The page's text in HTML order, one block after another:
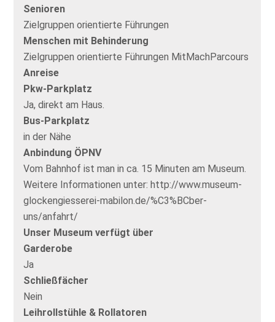
Senioren
Zielgruppen orientierte Führungen
Menschen mit Behinderung
Zielgruppen orientierte Führungen MitMachParcours
Anreise
Pkw-Parkplatz
Ja, direkt am Haus.
Bus-Parkplatz
in der Nähe
Anbindung ÖPNV
Vom Bahnhof ist man in ca. 15 Minuten am Museum.
Weitere Informationen unter: http://www.museum-
glockengiesserei-mabilon.de/%C3%BCber-
uns/anfahrt/
Unser Museum verfügt über
Garderobe
Ja
Schließfächer
Nein
Leihrollstühle & Rollatoren